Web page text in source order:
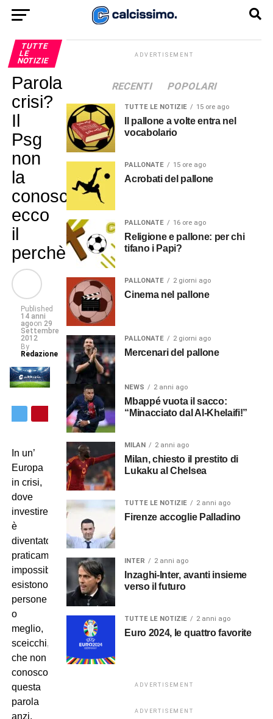
TUTTE
LE
NOTIZIE
Parola
crisi?
Il
Psg
non
la
conosce,
ecco
il
perchè…
Published
14 anni
agoon 29
Settembre
2012
By
Redazione
In un’
Europa
in crisi,
dove
investire
è
diventato
praticamente
impossibile,
esistono
persone
o
meglio,
sceicchi,
che non
conoscono
questa
parola
anzi.
ADVERTISEMENT
RECENTI POPOLARI
TUTTE LE NOTIZIE 15 ore ago
Il pallone a volte entra nel
vocabolario
PALLONATE 15 ore ago
Acrobati del pallone
PALLONATE 16 ore ago
Religione e pallone: per chi
tifano i Papi?
PALLONATE 2 giorni ago
Cinema nel pallone
PALLONATE 2 giorni ago
Mercenari del pallone
NEWS 2 anni ago
Mbappé vuota il sacco:
“Minacciato dal Al-Khelaifi!”
MILAN 2 anni ago
Milan, chiesto il prestito di
Lukaku al Chelsea
TUTTE LE NOTIZIE 2 anni ago
Firenze accoglie Palladino
INTER 2 anni ago
Inzaghi-Inter, avanti insieme
verso il futuro
TUTTE LE NOTIZIE 2 anni ago
Euro 2024, le quattro favorite
ADVERTISEMENT
ADVERTISEMENT